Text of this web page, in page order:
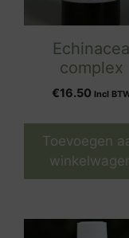
Echinacea
complex
€16.50 Incl
Toevoegen